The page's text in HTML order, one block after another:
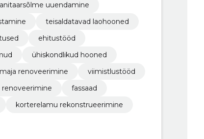
uuendamine
teisaldatavad laohooned
ehitustööd
ühiskondlikud hooned
renoveerimine
viimistlustööd
renoveerimine
fassaad
korterelamu rekonstrueerimine